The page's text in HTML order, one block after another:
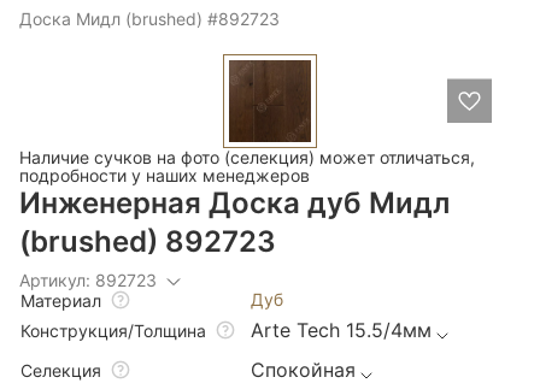
Доска Мидл (brushed) #892723
Наличие сучков на фото (селекция) может отличаться,
подробности у наших менеджеров
Инженерная Доска дуб Мидл
(brushed) 892723
Артикул: 892723
Материал
Дуб
Конструкция/Толщина
Arte Tech 15.5/4мм
Селекция Спокойная